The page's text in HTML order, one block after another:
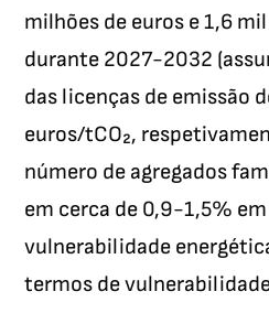
milhões de euros e 1,6
durante 2027-2032
das licenças de emissão
euros/tCO₂,
número de agregados
em cerca de 0,9-1,5%
vulnerabilidade
termos de